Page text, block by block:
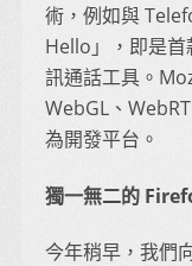
術，例如與
Hello」，即是首
訊通話工具。
WebGL、
為開發平台。
獨一無二的
今年稍早，我們